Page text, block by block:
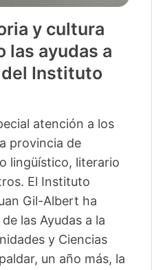
y cultura
las ayudas a
Instituto
atención a los
provincia de
lingüístico, literario
El Instituto
Gil-Albert ha
las Ayudas a la
y Ciencias
un año más, la